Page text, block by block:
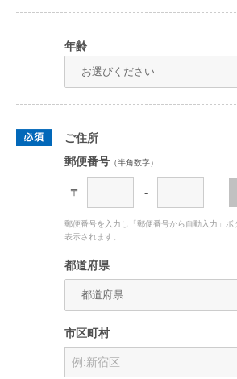
年齢
ご住所
郵便番号 （半角数字）
〒 -
郵便番号を入力し「郵便番号から自動入力」ボ
表示されます。
都道府県
市区町村